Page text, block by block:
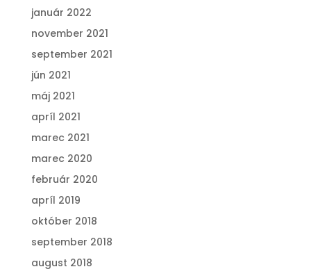
január 2022
november 2021
september 2021
jún 2021
máj 2021
apríl 2021
marec 2021
marec 2020
február 2020
apríl 2019
október 2018
september 2018
august 2018